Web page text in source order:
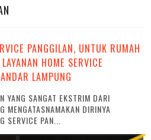
PANGGILAN, UNTUK RUMAH
HOME SERVICE
LAMPUNG
YANG SANGAT EKSTRIM DARI
MENGATASNAMAKAN DIRINYA
SERVICE PAN...